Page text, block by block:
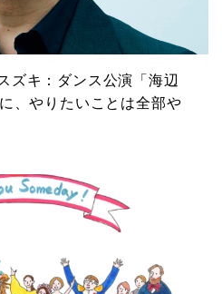
ズキ：ダンス公演「海辺
、やりたいことは全部や